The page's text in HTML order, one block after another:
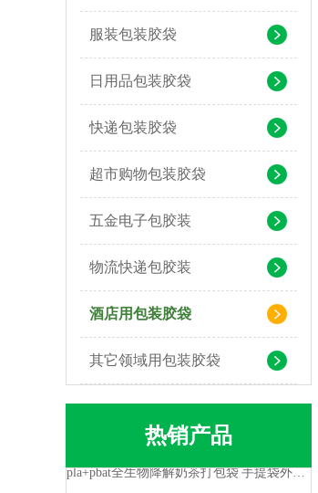
服装包装胶袋
日用品包装胶袋
快递包装胶袋
超市购物包装胶袋
五金电子包胶装
物流快递包胶装
酒店用包装胶袋
其它领域用包装胶袋
热销产品
可堆肥生物降解服装手挽袋 环保购物手提袋按需定制印刷